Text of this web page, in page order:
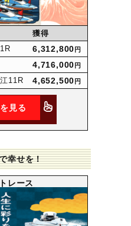
獲得
6,312,800 円
4,716,000 円
11R 4,652,500 円
見る
幸せを！
レース